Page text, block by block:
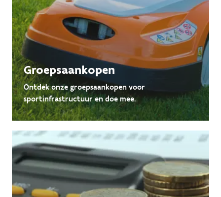
Groepsaankopen
Ontdek onze groepsaankopen voor
sportinfrastructuur en doe mee.